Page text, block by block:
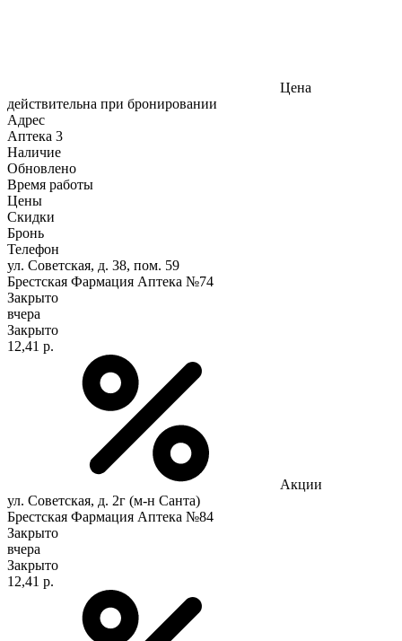
Цена
действительна при бронировании
Адрес
Аптека 3
Наличие
Обновлено
Время работы
Цены
Скидки
Бронь
Телефон
ул. Советская, д. 38, пом. 59
Брестская Фармация Аптека №74
Закрыто
вчера
Закрыто
12,41 р.
Акции
ул. Советская, д. 2г (м-н Санта)
Брестская Фармация Аптека №84
Закрыто
вчера
Закрыто
12,41 р.